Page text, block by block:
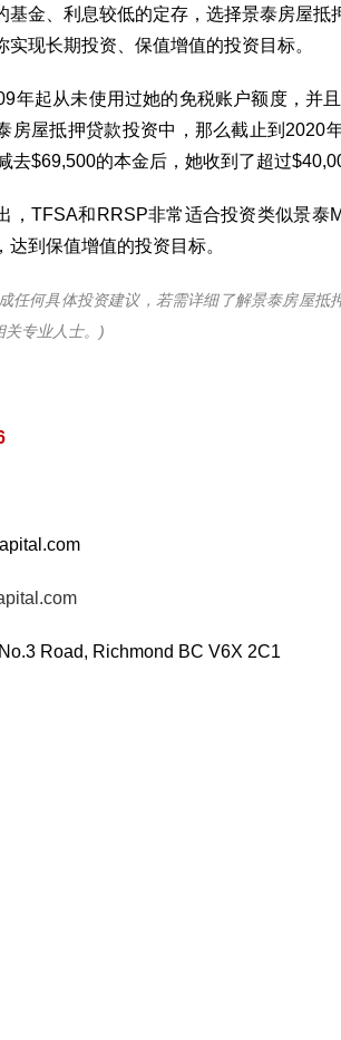
基金、利息较低的定存，选择景泰房屋抵
实现长期投资、保值增值的投资目标。
年起从未使用过她的免税账户额度，并
房屋抵押贷款投资中，那么截止到2020
去$69,500的本金后，她收到了超过
，TFSA和RRSP非常适合投资类似景泰
到保值增值的投资目标。
任何具体投资建议，若需详细了解景泰房屋抵
关专业人士。)
Road, Richmond BC V6X 2C1